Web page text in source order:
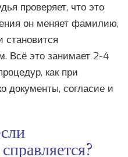
проверяет, что это
он меняет фамилию,
становится
Всё это занимает 2-4
как при
документы, согласие и